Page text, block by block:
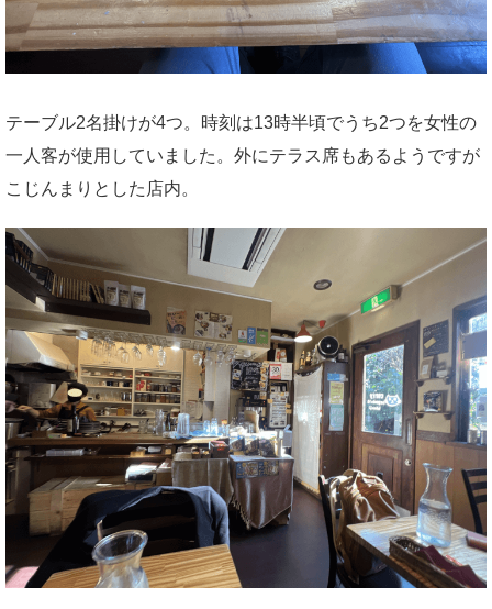
テーブル2名掛けが4つ。時刻は13時半頃でうち2つを女性の
一人客が使用していました。外にテラス席もあるようですが
こじんまりとした店内。